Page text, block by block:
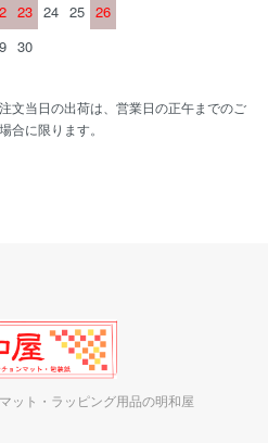
23 24 25 26
30
文当日の出荷は、営業日の正午までのご
合に限ります。
ット・ラッピング用品の明和屋